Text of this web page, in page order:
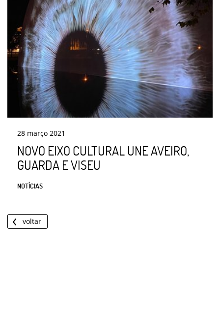
28 março 2021
NOVO EIXO CULTURAL UNE AVEIRO,
GUARDA E VISEU
NOTÍCIAS
voltar